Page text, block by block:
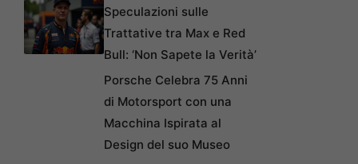
Speculazioni sulle
Trattative tra Max e Red
Bull: ‘Non Sapete la Verità’
Porsche Celebra 75 Anni
di Motorsport con una
Macchina Ispirata al
Design del suo Museo